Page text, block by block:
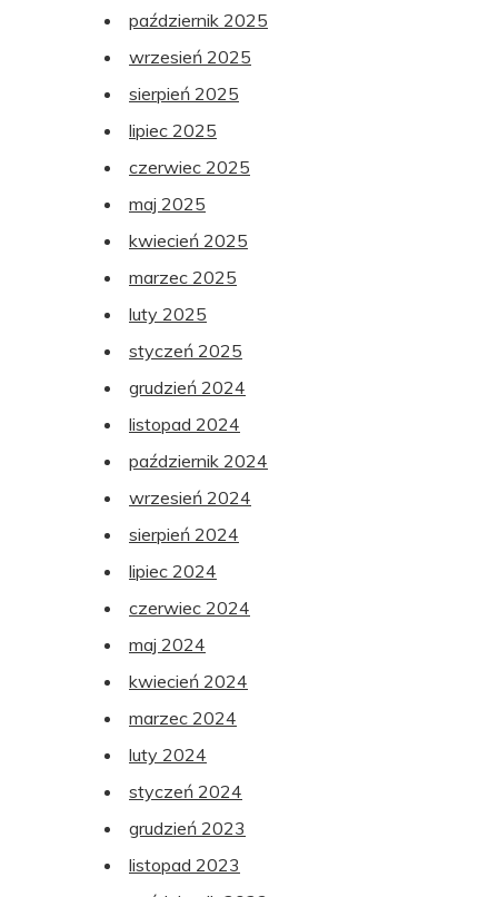
październik 2025
wrzesień 2025
sierpień 2025
lipiec 2025
czerwiec 2025
maj 2025
kwiecień 2025
marzec 2025
luty 2025
styczeń 2025
grudzień 2024
listopad 2024
październik 2024
wrzesień 2024
sierpień 2024
lipiec 2024
czerwiec 2024
maj 2024
kwiecień 2024
marzec 2024
luty 2024
styczeń 2024
grudzień 2023
listopad 2023